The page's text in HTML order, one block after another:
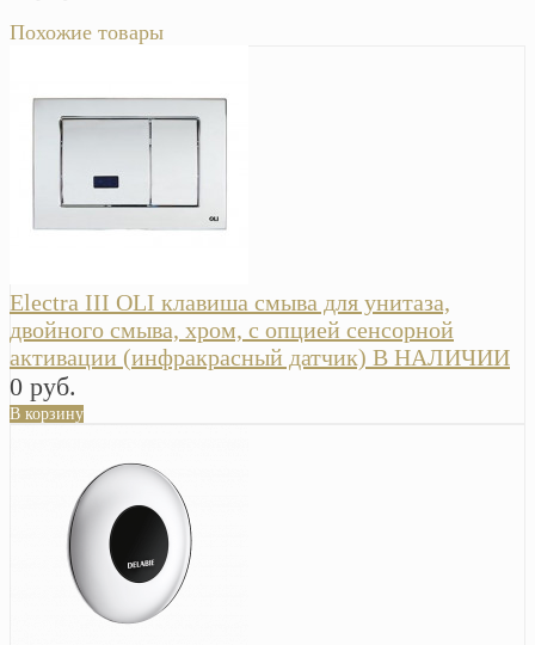
Похожие товары
Electra III OLI клавиша смыва для унитаза,
двойного смыва, хром, с опцией сенсорной
активации (инфракрасный датчик) В НАЛИЧИИ
0 руб.
В корзину